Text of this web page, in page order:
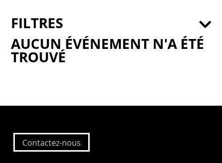
AUCUN ÉVÉNEMENT N'A ÉTÉ
TROUVÉ
FILTRES
Contactez-nous